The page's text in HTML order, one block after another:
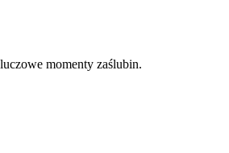
momenty zaślubin.